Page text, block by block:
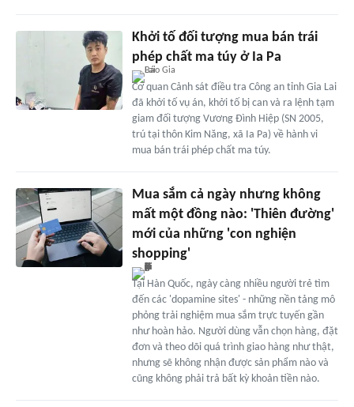
Khởi tố đối tượng mua bán trái
phép chất ma túy ở Ia Pa
Cơ quan Cảnh sát điều tra Công an tỉnh Gia Lai
đã khởi tố vụ án, khởi tố bị can và ra lệnh tạm
giam đối tượng Vương Đình Hiệp (SN 2005,
trú tại thôn Kim Năng, xã Ia Pa) về hành vi
mua bán trái phép chất ma túy.
Mua sắm cả ngày nhưng không
mất một đồng nào: 'Thiên đường'
mới của những 'con nghiện
shopping'
Tại Hàn Quốc, ngày càng nhiều người trẻ tìm
đến các 'dopamine sites' - những nền tảng mô
phỏng trải nghiệm mua sắm trực tuyến gần
như hoàn hảo. Người dùng vẫn chọn hàng, đặt
đơn và theo dõi quá trình giao hàng như thật,
nhưng sẽ không nhận được sản phẩm nào và
cũng không phải trả bất kỳ khoản tiền nào.